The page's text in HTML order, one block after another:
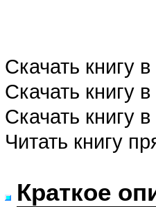
Скачать книгу
Скачать книгу
Скачать книгу
Читать книгу
Краткое